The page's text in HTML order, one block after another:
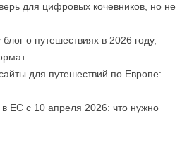
для цифровых кочевников, но не
о путешествиях в 2026 году,
для путешествий по Европе:
ЕС с 10 апреля 2026: что нужно